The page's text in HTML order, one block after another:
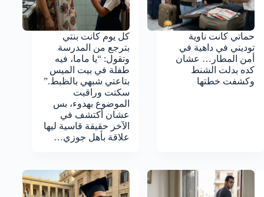
حماتي كانت ناوية
توديني في داهية في
أمن المطار… عشان
كده بدلت الشنط
وكشفت خطتها
كل يوم كانت بنتي
بترجع من المدرسة
وتقول: “يا ماما، فيه
طفلة في بيت الميس
بتاعتي شبهي بالظبط.”
سكتت وراقبت
الموضوع بهدوء، بس
عشان أكتشف في
الآخر حقيقة قاسية ليها
علاقة بأهل جوزي…